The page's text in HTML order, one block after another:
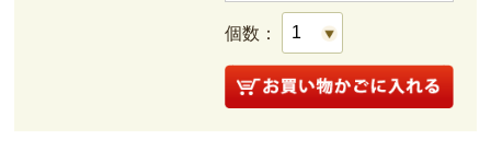
個数：